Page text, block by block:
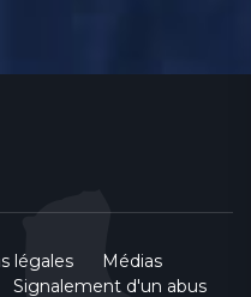
légales
Médias
Signalement d'un abus